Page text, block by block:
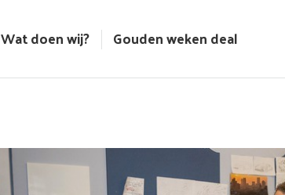
Wat doen wij? Gouden weken deal